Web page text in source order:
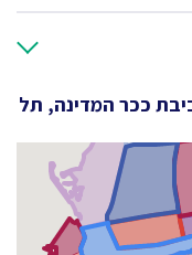
ככר המדינה, תל